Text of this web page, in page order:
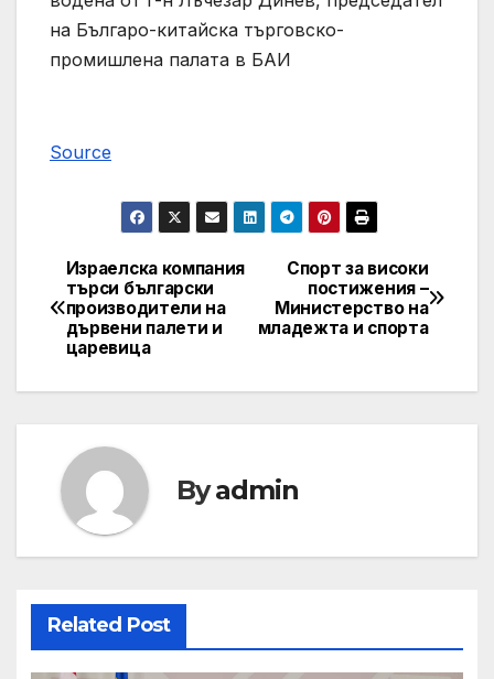
Source
Post
navigation
Спорт за високи
постижения –
Министерство на
младежта и спорта
Израелска компания
търси български
производители на
дървени палети и
царевица
Byadmin
Related Post